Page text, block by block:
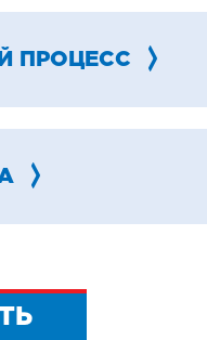
ПРОЦЕСС